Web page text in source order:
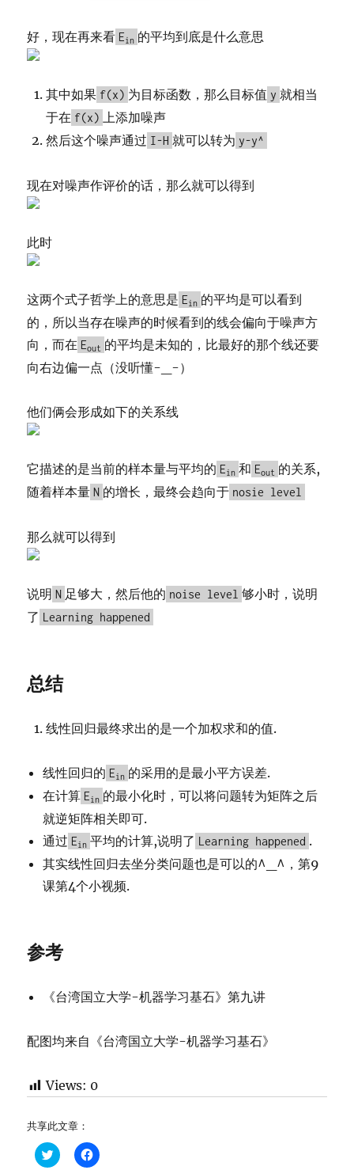
好，现在再来看 Ein 的平均到底是什么意思
其中如果 f(x) 为目标函数，那么目标值 y 就相当
于在 f(x) 上添加噪声
然后这个噪声通过 I-H 就可以转为 y-y^
现在对噪声作评价的话，那么就可以得到
此时
这两个式子哲学上的意思是 Ein 的平均是可以看到
的，所以当存在噪声的时候看到的线会偏向于噪声方
向，而在 Eout 的平均是未知的，比最好的那个线还要
向右边偏一点（没听懂-_-）
他们俩会形成如下的关系线
它描述的是当前的样本量与平均的 Ein 和 Eout 的关系,
随着样本量 N 的增长，最终会趋向于 nosie level
那么就可以得到
说明 N 足够大，然后他的 noise level 够小时，说明
了 Learning happened
总结
线性回归最终求出的是一个加权求和的值.
线性回归的 Ein 的采用的是最小平方误差.
在计算 Ein 的最小化时，可以将问题转为矩阵之后
就逆矩阵相关即可.
通过 Ein 平均的计算,说明了 Learning happened .
其实线性回归去坐分类问题也是可以的^_^，第9
课第4个小视频.
参考
《台湾国立大学-机器学习基石》第九讲
配图均来自《台湾国立大学-机器学习基石》
Views: 0
共享此文章：
C
l
C
l